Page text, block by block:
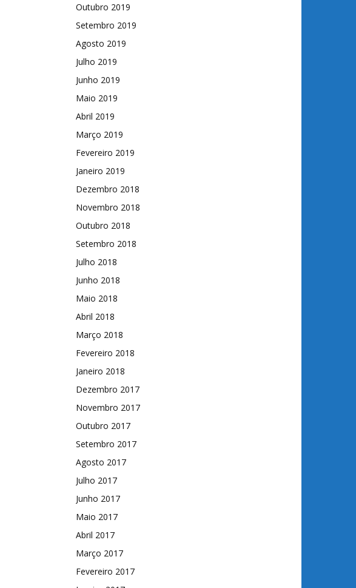
Outubro 2019
Setembro 2019
Agosto 2019
Julho 2019
Junho 2019
Maio 2019
Abril 2019
Março 2019
Fevereiro 2019
Janeiro 2019
Dezembro 2018
Novembro 2018
Outubro 2018
Setembro 2018
Julho 2018
Junho 2018
Maio 2018
Abril 2018
Março 2018
Fevereiro 2018
Janeiro 2018
Dezembro 2017
Novembro 2017
Outubro 2017
Setembro 2017
Agosto 2017
Julho 2017
Junho 2017
Maio 2017
Abril 2017
Março 2017
Fevereiro 2017